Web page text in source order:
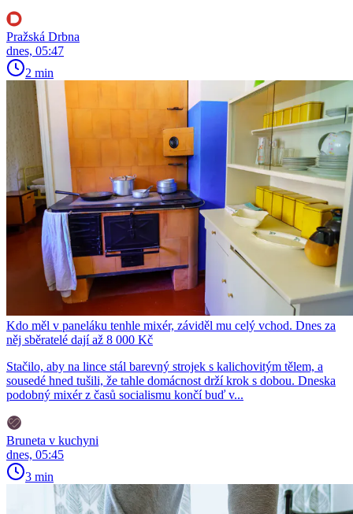
Pražská Drbna
dnes, 05:47
2 min
Kdo měl v paneláku tenhle mixér, záviděl mu celý vchod. Dnes za
něj sběratelé dají až 8 000 Kč
Stačilo, aby na lince stál barevný strojek s kalichovitým tělem, a
sousedé hned tušili, že tahle domácnost drží krok s dobou. Dneska
podobný mixér z časů socialismu končí buď v...
Bruneta v kuchyni
dnes, 05:45
3 min